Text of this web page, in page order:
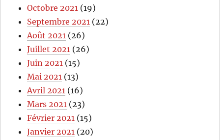
Octobre 2021 (19)
Septembre 2021 (22)
Août 2021 (26)
Juillet 2021 (26)
Juin 2021 (15)
Mai 2021 (13)
Avril 2021 (16)
Mars 2021 (23)
Février 2021 (15)
Janvier 2021 (20)